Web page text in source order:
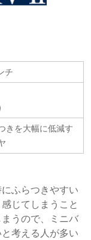
チ
きを大幅に低減す
ふらつきやすい
じてしまうこと
うので、ミニバ
考える人が多い